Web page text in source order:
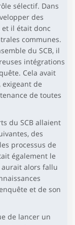
sélectif. Dans
des
il était donc
communes.
du SCB, il
intégrations
Cela avait
de
de toutes
du SCB allaient
des
processus de
également le
alors fallu
et de son
de lancer un